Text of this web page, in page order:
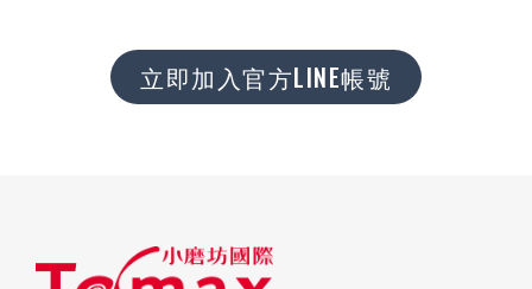
立即加入官方LINE帳號